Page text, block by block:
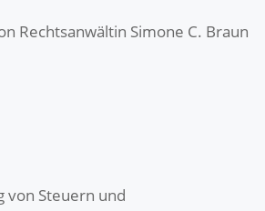
Rechtsanwältin Simone C. Braun
von Steuern und